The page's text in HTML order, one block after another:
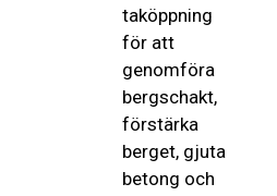
taköppning
för att
genomföra
bergschakt,
förstärka
berget, gjuta
betong och